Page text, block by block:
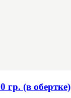
гр. (в обертке)